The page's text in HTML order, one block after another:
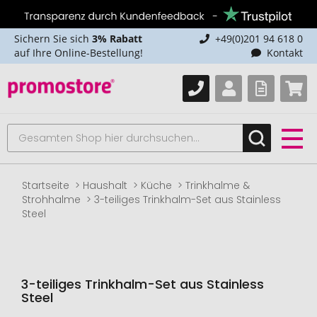
Sichern Sie sich 3% Rabatt
auf Ihre Online-Bestellung!
+49(0)201 94 618 0
Kontakt
Startseite Haushalt Küche
Trinkhalme &
Strohhalme
3-teiliges Trinkhalm-Set aus Stainless
Steel
3-teiliges Trinkhalm-Set aus Stainless
Steel